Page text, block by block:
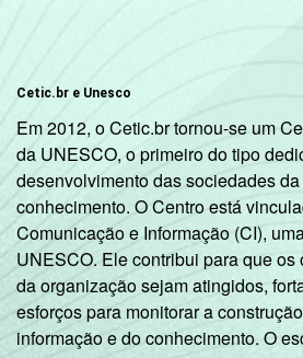
Cetic.br e Unesco
Em 2012, o Cetic.br tornou-se um
da UNESCO, o primeiro do tipo
desenvolvimento das sociedades
conhecimento. O Centro está
Comunicação e Informação (CI),
UNESCO. Ele contribui para que
da organização sejam atingidos,
esforços para monitorar a
informação e do conhecimento. O